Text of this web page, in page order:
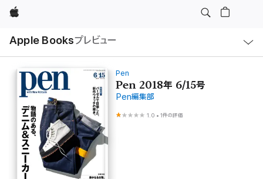
Apple
Apple Booksプレビュー
ル
Pen
Pen 2018年 6/15号
Pen編集部
1.0 •1件の評価